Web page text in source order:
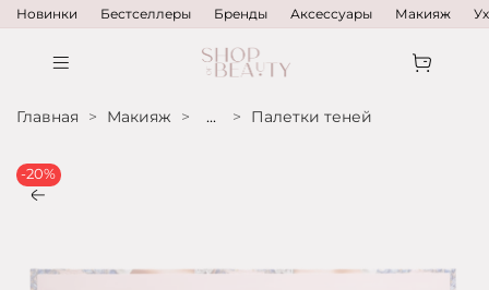
Новинки Бестселлеры Бренды Аксессуары Макияж
Главная Макияж ... Палетки теней
-20%